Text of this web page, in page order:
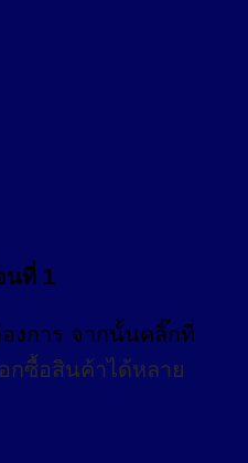
นที่ 1
งการ จากนั้นคลิ๊กที่
กซื้อสินค้าได้หลาย